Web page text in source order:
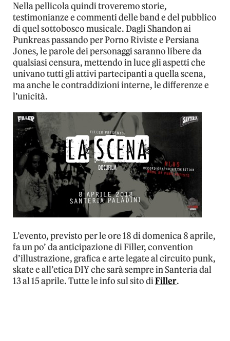
Nella pellicola quindi troveremo storie,
testimonianze e commenti delle band e del pubblico
di quel sottobosco musicale. Dagli Shandon ai
Punkreas passando per Porno Riviste e Persiana
Jones, le parole dei personaggi saranno libere da
qualsiasi censura, mettendo in luce gli aspetti che
univano tutti gli attivi partecipanti a quella scena,
ma anche le contraddizioni interne, le differenze e
l’unicità.
L’evento, previsto per le ore 18 di domenica 8 aprile,
fa un po’ da anticipazione di Filler, convention
d’illustrazione, grafica e arte legate al circuito punk,
skate e all’etica DIY che sarà sempre in Santeria dal
13 al 15 aprile. Tutte le info sul sito diFiller.